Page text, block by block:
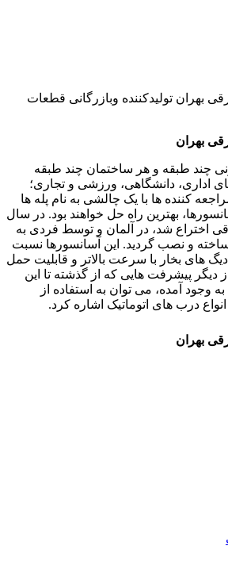
بهران تولیدکننده وبازرگانی قطعات
بهران
چند طبقه و هر ساختمان چند طبقه
اداری، دانشگاهی، ورزشی و تجاری؛
کننده ها با یک چالشی به نام پله ها
بهترین راه حل خواهند بود. در سال
اختراع شد، در آلمان و توسط فردی به
و نصب گردید. این آسانسورها نسبت
های بخار با سرعت بالاتر و قابلیت حمل
دیگر پیشرفت هایی که از گذشته تا این
آمده، می توان به استفاده از
درب های اتوماتیک اشاره کرد.
بهران